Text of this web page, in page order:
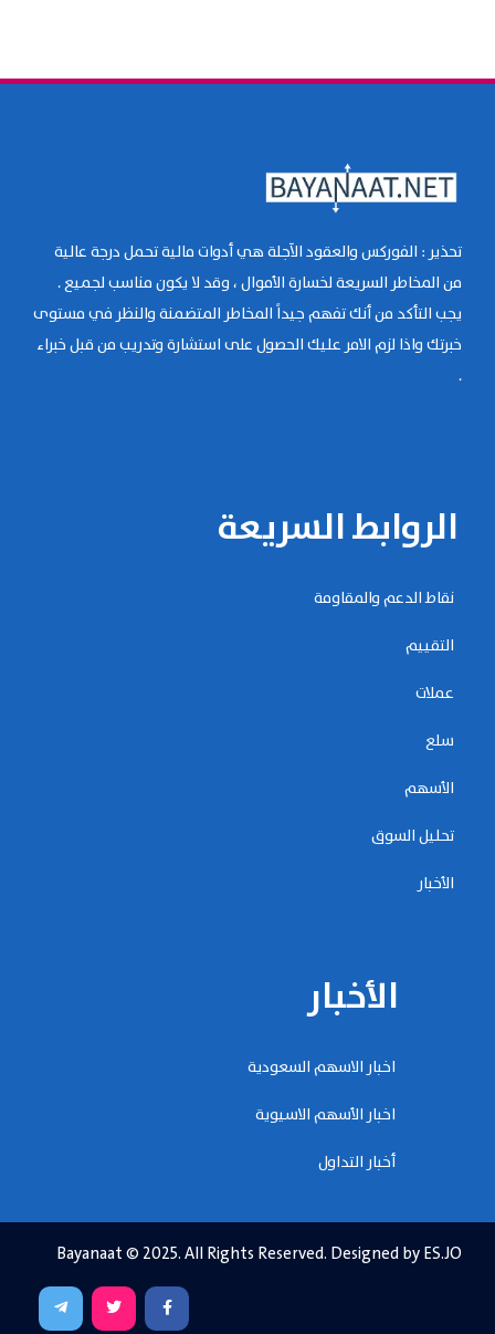
تحذير : الفوركس والعقود الآجلة هي أدوات مالية تحمل درجة عالية
من المخاطر السريعة لخسارة الأموال ، وقد لا يكون مناسب لجميع .
يجب التأكد من أنك تفهم جيداً المخاطر المتضمنة والنظر في مستوى
خبرتك واذا لزم الامر عليك الحصول على استشارة وتدريب من قبل خبراء
.
الروابط السريعة
نقاط الدعم والمقاومة
التقييم
عملات
سلع
الأسهم
تحليل السوق
الأخبار
الأخبار
اخبار الاسهم السعودية
اخبار الأسهم الاسيوية
أخبار التداول
Bayanaat © 2025. All Rights Reserved. Designed by ES.JO